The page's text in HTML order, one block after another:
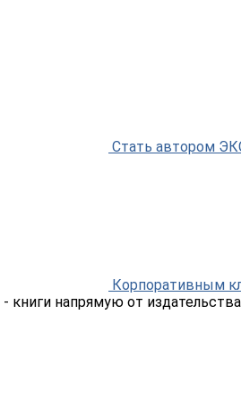
Стать автором
Корпоративным
- книги напрямую от издательства